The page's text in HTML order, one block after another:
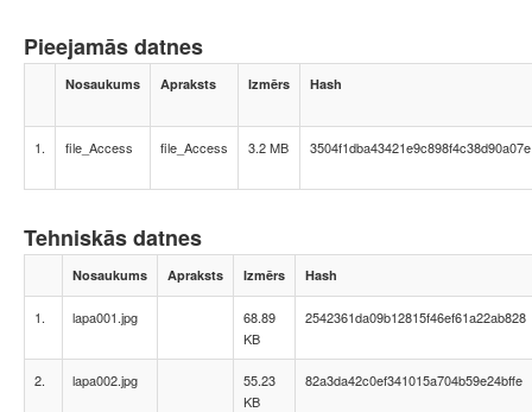
Pieejamās datnes
Nosaukums Apraksts Izmērs Hash
1. file_Access file_Access 3.2 MB 3504f1dba43421e9c898f4c38d90a07e
Tehniskās datnes
Nosaukums Apraksts Izmērs Hash
1. lapa001.jpg
68.89
KB
2542361da09b12815f46ef61a22ab828
2. lapa002.jpg
55.23
KB
82a3da42c0ef341015a704b59e24bffe